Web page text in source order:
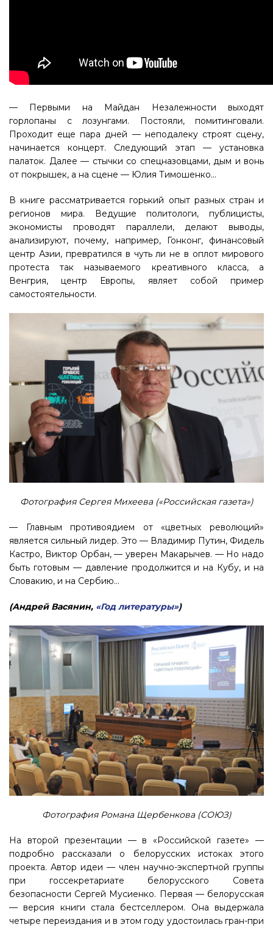
— Первыми на Майдан Незалежности выходят
горлопаны с лозунгами. Постояли, помитинговали.
Проходит еще пара дней — неподалеку строят сцену,
начинается концерт. Следующий этап — установка
палаток. Далее — стычки со спецназовцами, дым и вонь
от покрышек, а на сцене — Юлия Тимошенко…
В книге рассматривается горький опыт разных стран и
регионов мира. Ведущие политологи, публицисты,
экономисты проводят параллели, делают выводы,
анализируют, почему, например, Гонконг, финансовый
центр Азии, превратился в чуть ли не в оплот мирового
протеста так называемого креативного класса, а
Венгрия, центр Европы, являет собой пример
самостоятельности.
Фотография Сергея Михеева («Российская газета»)
— Главным противоядием от «цветных революций»
является сильный лидер. Это — Владимир Путин, Фидель
Кастро, Виктор Орбан, — уверен Макарычев. — Но надо
быть готовым — давление продолжится и на Кубу, и на
Словакию, и на Сербию…
(Андрей Васянин, «Год литературы»)
Фотография Романа Щербенкова (СОЮЗ)
На второй презентации — в «Российской газете» —
подробно рассказали о белорусских истоках этого
проекта. Автор идеи — член научно-экспертной группы
при госсекретариате белорусского Совета
безопасности Сергей Мусиенко. Первая — белорусская
— версия книги стала бестселлером. Она выдержала
четыре переиздания и в этом году удостоилась гран-при